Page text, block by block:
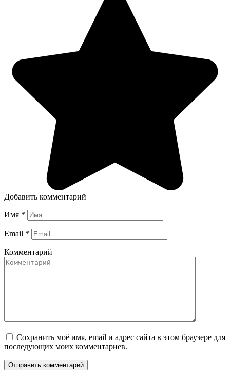
Добавить комментарий
Имя *
Email *
Комментарий
Сохранить моё имя, email и адрес сайта в этом браузере для
последующих моих комментариев.